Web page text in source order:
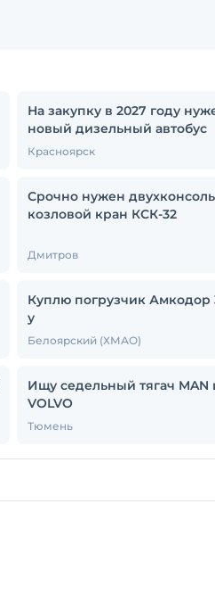
На закупку в 2027 году
новый дизельный автобус
Красноярск
Срочно нужен
козловой кран КСК-32
Дмитров
Куплю погрузчик Амкодор
у
Белоярский (ХМАО)
Ищу седельный тягач MAN
VOLVO
Тюмень